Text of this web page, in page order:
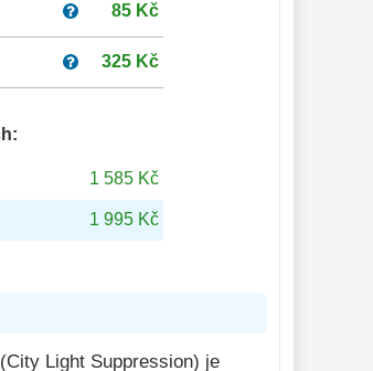
85 Kč
325 Kč
1 585 Kč
1 995 Kč
Light Suppression) je